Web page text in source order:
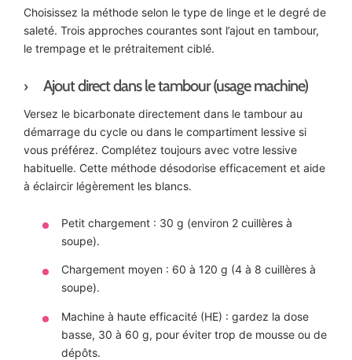
Choisissez la méthode selon le type de linge et le degré de
saleté. Trois approches courantes sont l’ajout en tambour,
le trempage et le prétraitement ciblé.
Ajout direct dans le tambour (usage machine)
Versez le bicarbonate directement dans le tambour au
démarrage du cycle ou dans le compartiment lessive si
vous préférez. Complétez toujours avec votre lessive
habituelle. Cette méthode désodorise efficacement et aide
à éclaircir légèrement les blancs.
Petit chargement : 30 g (environ 2 cuillères à
soupe).
Chargement moyen : 60 à 120 g (4 à 8 cuillères à
soupe).
Machine à haute efficacité (HE) : gardez la dose
basse, 30 à 60 g, pour éviter trop de mousse ou de
dépôts.